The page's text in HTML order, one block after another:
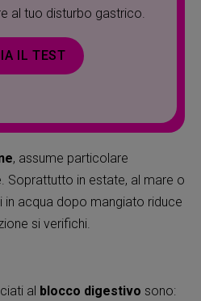
al tuo disturbo gastrico.
IL TEST
, assume particolare
Soprattutto in estate, al mare o
in acqua dopo mangiato riduce
si verifichi.
al blocco digestivo sono: